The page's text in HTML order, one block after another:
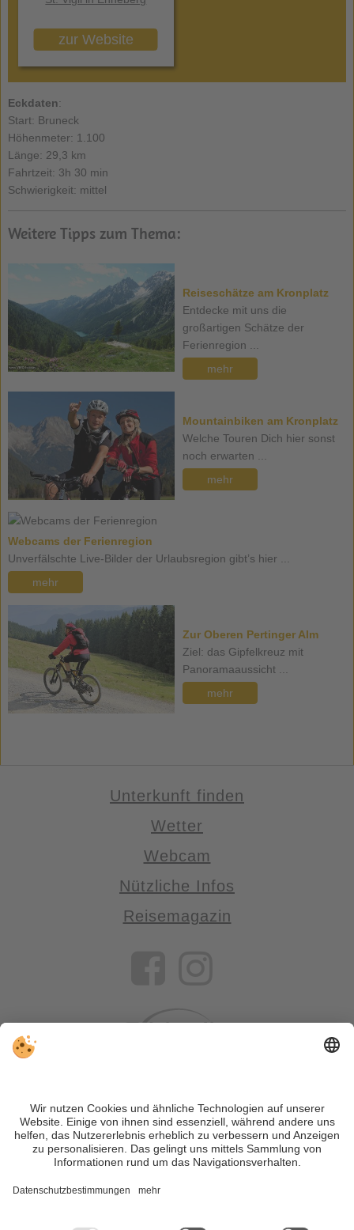
zur Website
Eckdaten:
Start: Bruneck
Höhenmeter: 1.100
Länge: 29,3 km
Fahrtzeit: 3h 30 min
Schwierigkeit: mittel
Weitere Tipps zum Thema:
Reiseschätze am Kronplatz
Entdecke mit uns die
großartigen Schätze der
Ferienregion ...
mehr
Mountainbiken am Kronplatz
Welche Touren Dich hier sonst
noch erwarten ...
mehr
Webcams der Ferienregion
Unverfälschte Live-Bilder der Urlaubsregion gibt’s hier ...
mehr
Zur Oberen Pertinger Alm
Ziel: das Gipfelkreuz mit
Panoramaaussicht ...
mehr
Unterkunft finden
Wetter
Webcam
Nützliche Infos
Reisemagazin
besuchen, sondern wirklich erleben wollen – inklusive Tipps,
tollen Unterkünften und Angeboten.
Trotz genauer Arbeit und ständigem Aktualisieren der Inhalte,
die Richtigkeit und Vollständigkeit aller Informationen.